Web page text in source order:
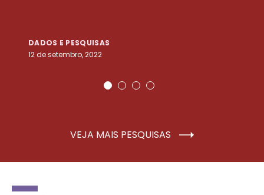
DADOS E PESQUISAS
12 de setembro, 2022
VEJA MAIS PESQUISAS